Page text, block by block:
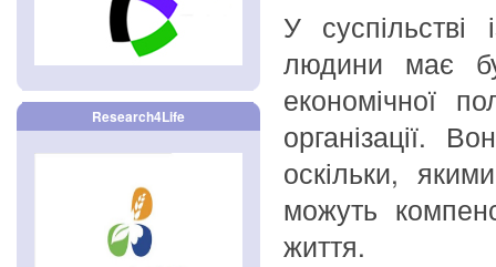
Research4Life
У суспільстві
людини має
економічної
організації.
оскільки,
можуть
життя.